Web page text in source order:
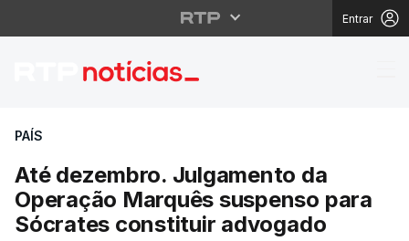
Entrar
Até dezembro.
PAÍS
Até dezembro. Julgamento da
Operação Marquês suspenso para
Sócrates constituir advogado